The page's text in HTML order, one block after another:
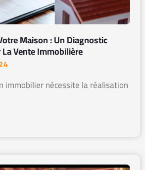
Maison : Un Diagnostic
Vente Immobilière
immobilier nécessite la réalisation